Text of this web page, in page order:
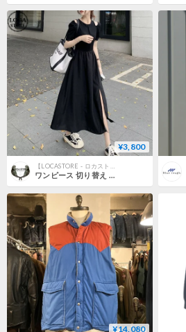
¥3,800
ワンピース 切り替え 肩開き 半袖 スリット ロング丈 Aライン ハイウエスト レトロ 韓国ファッション レディース 大人可愛い ガーリー DTC-706730929655
¥14,080